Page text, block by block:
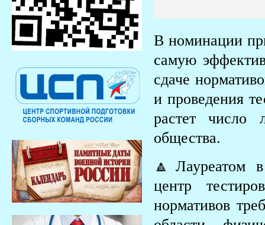
В номинации
самую
сдаче
и проведения
растет число
общества.
🔼Лауреатом
центр
нормативов